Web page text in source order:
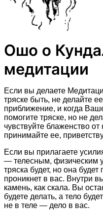
Ошо о
медитации
Если вы делаете
тряске быть, не делайте
приближение, и когда
помогите тряске, но не
чувствуйте блаженство
принимайте ее,
Если вы прилагаете
— телесным, физическим
тряска будет, но она
проникнет в вас. Внутри
камень, как скала. Вы
будете делать, а тело
не в теле — дело в вас.